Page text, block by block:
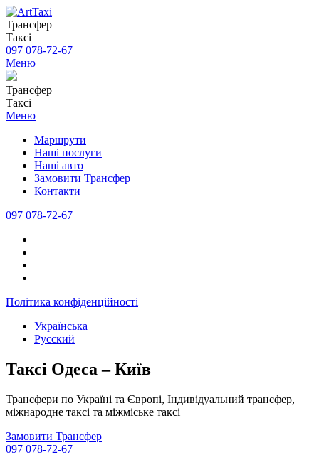
Трансфер
Таксі
097 078-72-67
Меню
Трансфер
Таксі
Меню
Маршрути
Наші послуги
Наші авто
Замовити Трансфер
Контакти
097 078-72-67
Політика конфіденційності
Українська
Русский
Таксі Одеса – Київ
Трансфери по Україні та Європі, Індивідуальний трансфер,
міжнародне таксі та міжміське таксі
Замовити Трансфер
097 078-72-67